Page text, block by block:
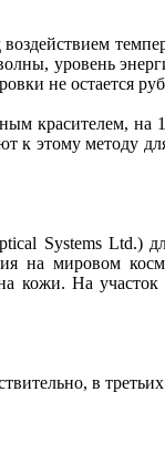
уровень
не остается
красителем,
к этому методу
Systems Ltd.)
на мировом
кожи. На
в